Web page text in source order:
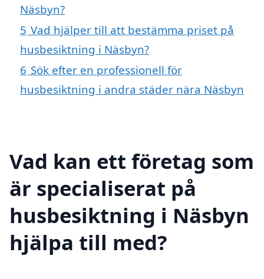
Näsbyn?
5 Vad hjälper till att bestämma priset på
husbesiktning i Näsbyn?
6 Sök efter en professionell för
husbesiktning i andra städer nära Näsbyn
Vad kan ett företag som
är specialiserat på
husbesiktning i Näsbyn
hjälpa till med?